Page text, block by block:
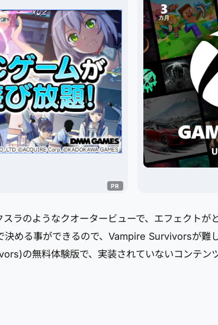
のようなクオータービューで、エフェクトが
める事ができるので、Vampire Survivorsが難
の無料体験版で、実装されていないコンテンツ